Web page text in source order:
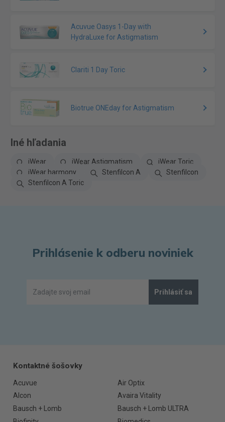
Acuvue Oasys 1-Day with
HydraLuxe for Astigmatism
Clariti 1 Day Toric
Biotrue ONEday for Astigmatism
Iné hľadania
iWear iWear Astigmatism
iWear Toric
iWear harmony
Stenfilcon A
Stenfilcon
Stenfilcon A Toric
Prihlásenie k odberu noviniek
Prihlásiť sa
Kontaktné šošovky
Acuvue
Air Optix
Alcon
Avaira Vitality
Bausch + Lomb
Bausch + Lomb ULTRA